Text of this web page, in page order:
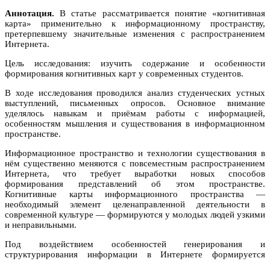
Аннотация. В статье рассматривается понятие «когнитивная
карта» применительно к информационному пространству,
претерпевшему значительные изменения с распространением
Интернета.
Цель исследования: изучить содержание и особенности
формирования когнитивных карт у современных студентов.
В ходе исследования проводился анализ студенческих устных
выступлений, письменных опросов. Основное внимание
уделялось навыкам и приёмам работы с информацией,
особенностям мышления и существования в информационном
пространстве.
Информационное пространство и технологии существования в
нём существенно меняются с повсеместным распространением
Интернета, что требует выработки новых способов
формирования представлений об этом пространстве.
Когнитивные карты информационного пространства —
необходимый элемент целенаправленной деятельности в
современной культуре — формируются у молодых людей узкими
и неправильными.
Под воздействием особенностей генерирования и
структурирования информации в Интернете формируется